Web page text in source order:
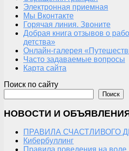
Электронная приемная
Мы Вконтакте
Горячая линия. Звоните
Добрая книга отзывов о
детства»
Онлайн-галерея
Часто задаваемые вопросы
Карта сайта
Поиск по сайту
Поиск
НОВОСТИ И
ПРАВИЛА СЧАСТЛИВОГО
Кибербуллинг